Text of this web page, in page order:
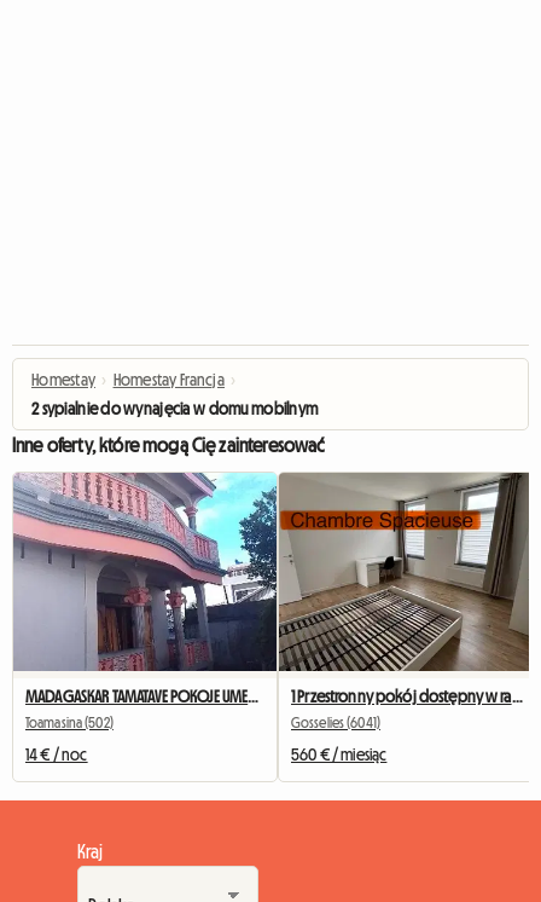
Homestay › Homestay Francja ›
2 sypialnie do wynajęcia w domu mobilnym
Inne oferty, które mogą Cię zainteresować
Toamasina (502)
14 € / noc
Gosselies (6041)
560 € / miesiąc
Kraj